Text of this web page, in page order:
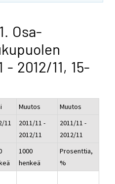
Osa-
- 2012/11, 15-
Muutos
Muutos
11
2011/11 -
2012/11
2011/11 -
2012/11
1000
henkeä
Prosenttia,
%